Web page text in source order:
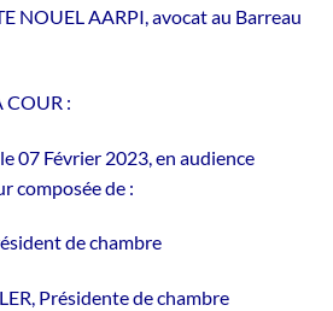
NOUEL AARPI, avocat au Barreau
COUR :
07 Février 2023, en audience
composée de :
de chambre
Présidente de chambre